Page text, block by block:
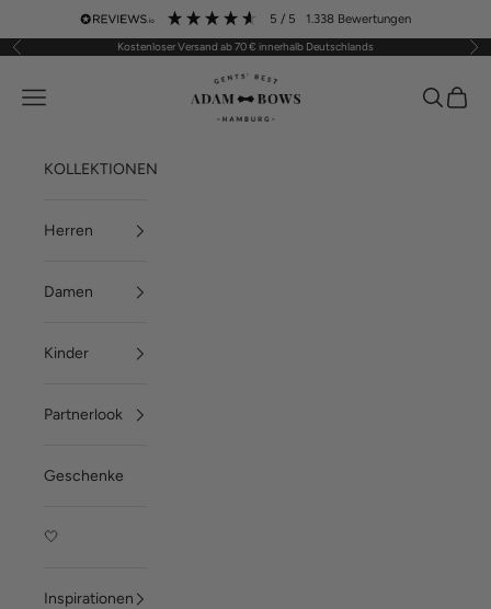
Zum Inhalt springen 5 / 5 1.338 Bewertungen
Zurück Kostenloser Versand ab 70 € innerhalb Deutschlands Vor
ADAM BOWS
Menü Suchen
KOLLEKTIONEN
Herren
Damen
Kinder
Partnerlook
Geschenke
🤍
Inspirationen